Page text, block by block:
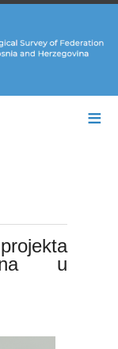
≡
u